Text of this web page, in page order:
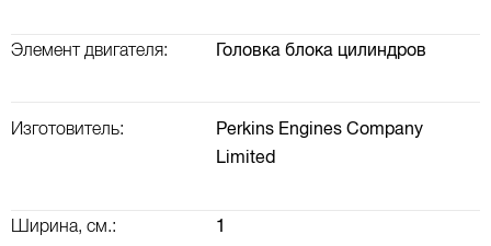
Элемент двигателя: Головка блока цилиндров
Изготовитель:
Perkins Engines Company
Limited
Ширина, см.: 1